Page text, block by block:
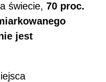
świecie, 70 proc.
jest